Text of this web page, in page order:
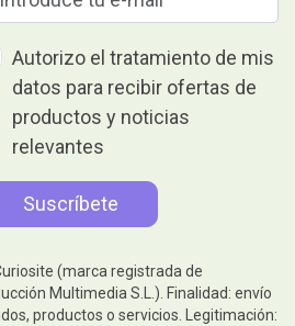
Autorizo el tratamiento de mis
datos para recibir ofertas de
productos y noticias
relevantes
(marca registrada de
Multimedia S.L.). Finalidad: envío
productos o servicios. Legitimación: